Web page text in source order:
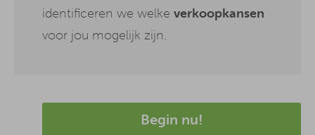
identificeren we welke verkoopkansen
voor jou mogelijk zijn.
Begin nu!